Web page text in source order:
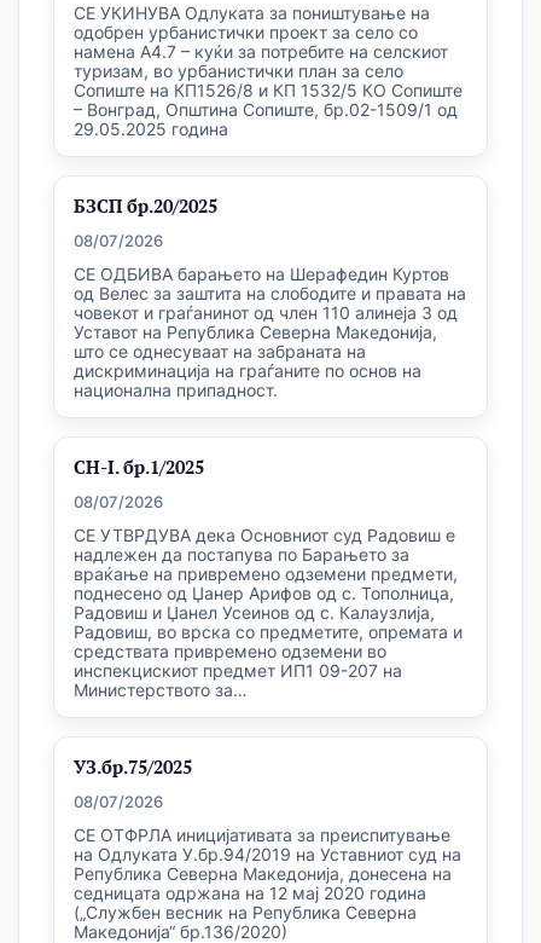
СЕ УКИНУВА Одлуката за поништување на
одобрен урбанистички проект за село со
намена А4.7 – куќи за потребите на селскиот
туризам, во урбанистички план за село
Сопиште на КП1526/8 и КП 1532/5 КО Сопиште
– Вонград, Општина Сопиште, бр.02-1509/1 од
29.05.2025 година
БЗСП бр.20/2025
08/07/2026
СЕ ОДБИВА барањето на Шерафедин Куртов
од Велес за заштита на слободите и правата на
човекот и граѓанинот од член 110 алинеја 3 од
Уставот на Република Северна Македонија,
што се однесуваат на забраната на
дискриминација на граѓаните по основ на
национална припадност.
СН-I. бр.1/2025
08/07/2026
СЕ УТВРДУВА дека Основниот суд Радовиш е
надлежен да постапува по Барањето за
враќање на привремено одземени предмети,
поднесено од Џанер Арифов од с. Тополница,
Радовиш и Џанел Усеинов од с. Калаузлија,
Радовиш, во врска со предметите, опремата и
средствата привремено одземени во
инспекцискиот предмет ИП1 09-207 на
Министерството за…
УЗ.бр.75/2025
08/07/2026
СЕ ОТФРЛА иницијативата за преиспитување
на Одлуката У.бр.94/2019 на Уставниот суд на
Република Северна Македонија, донесена на
седницата одржана на 12 мај 2020 година
(„Службен весник на Република Северна
Македонија“ бр.136/2020)